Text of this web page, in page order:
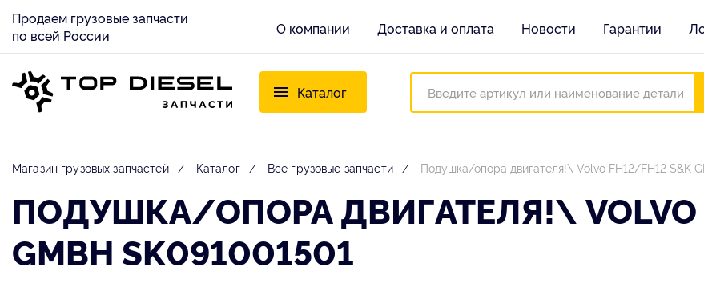
Продаем грузовые запчасти
по всей России
О компании Доставка и оплата Новости Гарантии
Каталог
Магазин грузовых запчастей Каталог Все грузовые запчасти Подушка/опора двигателя!\ Volvo FH12/FH12 S&K
ПОДУШКА/ОПОРА ДВИГАТЕЛЯ!\ VOLVO
GMBH SK091001501